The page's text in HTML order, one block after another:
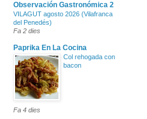
Observación Gastronómica 2
VILAGUT agosto 2026 (Vilafranca
del Penedés)
Fa 2 dies
Paprika En La Cocina
Col rehogada con
bacon
Fa 4 dies